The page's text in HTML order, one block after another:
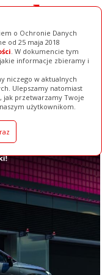
o Ochronie Danych
od 25 maja 2018
. W dokumencie tym
informacje zbieramy i
niczego w aktualnych
Ulepszamy natomiast
jak przetwarzamy Twoje
użytkownikom.
Baza Firm Pełna Wersja